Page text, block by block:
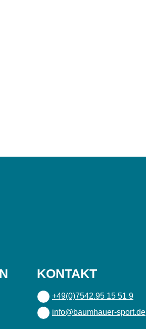
KONTAKT
+49(0)7542.95 15 51 9
info@baumhauer-sport.de